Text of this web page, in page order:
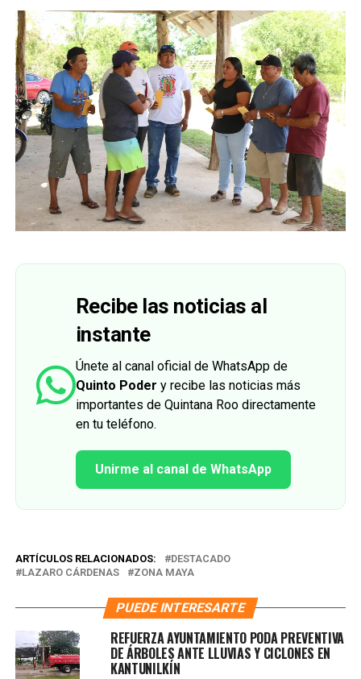
Recibe las noticias al
instante
Únete al canal oficial de WhatsApp de
Quinto Poder y recibe las noticias más
importantes de Quintana Roo directamente
en tu teléfono.
Unirme al canal de WhatsApp
ARTÍCULOS RELACIONADOS:
DESTACADO
LAZARO CÁRDENAS
ZONA MAYA
PUEDE INTERESARTE
REFUERZA AYUNTAMIENTO PODA PREVENTIVA
DE ÁRBOLES ANTE LLUVIAS Y CICLONES EN
KANTUNILKÍN